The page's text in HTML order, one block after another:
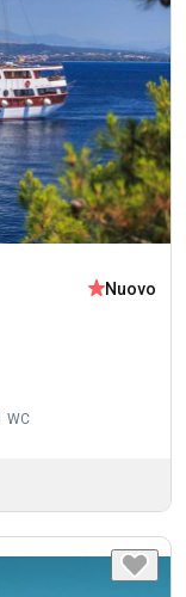
Nuovo
WC